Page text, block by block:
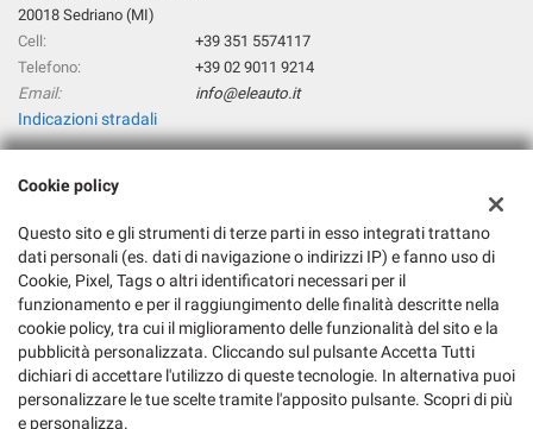
20018 Sedriano (MI)
Cell:
+39 351 5574117
Telefono:
+39 02 9011 9214
Email:
info@eleauto.it
Indicazioni stradali
Eleauto Srl
Via Martiri della Libertà n°51, 20018 Sedriano (MI)
C.F/P.IVA:06217180964
Registro delle imprese: MI
REA:MI-1877570
Cookie policy
Questo sito e gli strumenti di terze parti in esso integrati trattano
dati personali (es. dati di navigazione o indirizzi IP) e fanno uso di
Cookie, Pixel, Tags o altri identificatori necessari per il
funzionamento e per il raggiungimento delle finalità descritte nella
cookie policy, tra cui il miglioramento delle funzionalità del sito e la
pubblicità personalizzata. Cliccando sul pulsante Accetta Tutti
dichiari di accettare l'utilizzo di queste tecnologie. In alternativa puoi
personalizzare le tue scelte tramite l'apposito pulsante. Scopri di più
e personalizza.